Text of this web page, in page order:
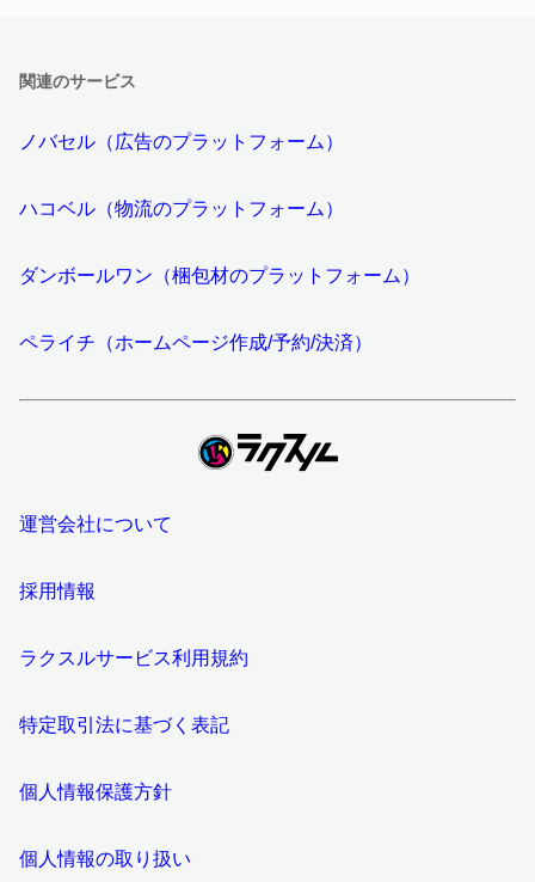
関連のサービス
ノバセル（広告のプラットフォーム）
ハコベル（物流のプラットフォーム）
ダンボールワン（梱包材のプラットフォーム）
ペライチ（ホームページ作成/予約/決済）
運営会社について
採用情報
ラクスルサービス利用規約
特定取引法に基づく表記
個人情報保護方針
個人情報の取り扱い